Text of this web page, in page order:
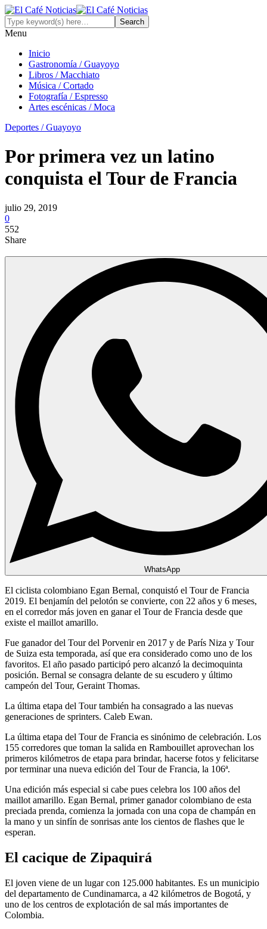
Menu
Inicio
Gastronomía / Guayoyo
Libros / Macchiato
Música / Cortado
Fotografía / Espresso
Artes escénicas / Moca
Deportes / Guayoyo
Por primera vez un latino
conquista el Tour de Francia
julio 29, 2019
0
552
Share
WhatsApp
El ciclista colombiano Egan Bernal, conquistó el Tour de Francia
2019. El benjamín del pelotón se convierte, con 22 años y 6 meses,
en el corredor más joven en ganar el Tour de Francia desde que
existe el maillot amarillo.
Fue ganador del Tour del Porvenir en 2017 y de París Niza y Tour
de Suiza esta temporada, así que era considerado como uno de los
favoritos. El año pasado participó pero alcanzó la decimoquinta
posición. Bernal se consagra delante de su escudero y último
campeón del Tour, Geraint Thomas.
La última etapa del Tour también ha consagrado a las nuevas
generaciones de sprinters. Caleb Ewan.
La última etapa del Tour de Francia es sinónimo de celebración. Los
155 corredores que toman la salida en Rambouillet aprovechan los
primeros kilómetros de etapa para brindar, hacerse fotos y felicitarse
por terminar una nueva edición del Tour de Francia, la 106ª.
Una edición más especial si cabe pues celebra los 100 años del
maillot amarillo. Egan Bernal, primer ganador colombiano de esta
preciada prenda, comienza la jornada con una copa de champán en
la mano y un sinfín de sonrisas ante los cientos de flashes que le
esperan.
El cacique de Zipaquirá
El joven viene de un lugar con 125.000 habitantes. Es un municipio
del departamento de Cundinamarca, a 42 kilómetros de Bogotá, y
uno de los centros de explotación de sal más importantes de
Colombia.